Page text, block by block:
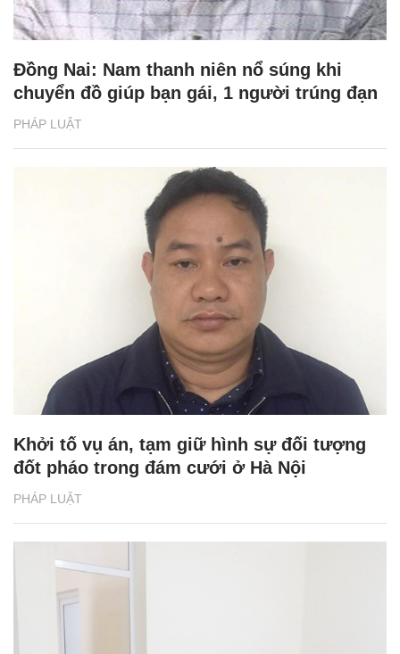
PHÁP LUẬT
Đồng Nai: Nam thanh niên nổ súng khi
chuyển đồ giúp bạn gái, 1 người trúng đạn
PHÁP LUẬT
Khởi tố vụ án, tạm giữ hình sự đối tượng
đốt pháo trong đám cưới ở Hà Nội